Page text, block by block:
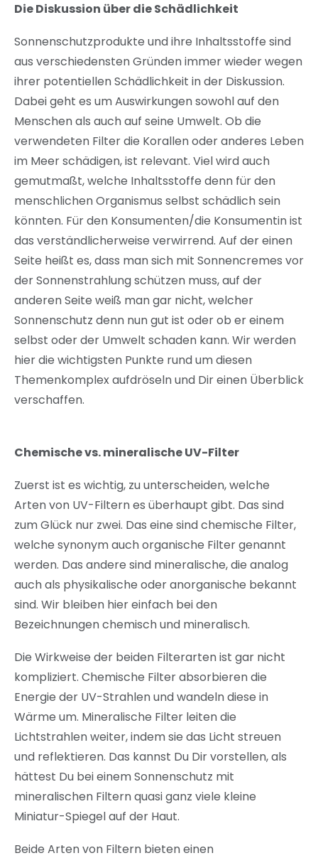
Die Diskussion über die Schädlichkeit
Sonnenschutzprodukte und ihre Inhaltsstoffe sind
aus verschiedensten Gründen immer wieder wegen
ihrer potentiellen Schädlichkeit in der Diskussion.
Dabei geht es um Auswirkungen sowohl auf den
Menschen als auch auf seine Umwelt. Ob die
verwendeten Filter die Korallen oder anderes Leben
im Meer schädigen, ist relevant. Viel wird auch
gemutmaßt, welche Inhaltsstoffe denn für den
menschlichen Organismus selbst schädlich sein
könnten. Für den Konsumenten/die Konsumentin ist
das verständlicherweise verwirrend. Auf der einen
Seite heißt es, dass man sich mit Sonnencremes vor
der Sonnenstrahlung schützen muss, auf der
anderen Seite weiß man gar nicht, welcher
Sonnenschutz denn nun gut ist oder ob er einem
selbst oder der Umwelt schaden kann. Wir werden
hier die wichtigsten Punkte rund um diesen
Themenkomplex aufdröseln und Dir einen Überblick
verschaffen.
Chemische vs. mineralische UV-Filter
Zuerst ist es wichtig, zu unterscheiden, welche
Arten von UV-Filtern es überhaupt gibt. Das sind
zum Glück nur zwei. Das eine sind chemische Filter,
welche synonym auch organische Filter genannt
werden. Das andere sind mineralische, die analog
auch als physikalische oder anorganische bekannt
sind. Wir bleiben hier einfach bei den
Bezeichnungen chemisch und mineralisch.
Die Wirkweise der beiden Filterarten ist gar nicht
kompliziert. Chemische Filter absorbieren die
Energie der UV-Strahlen und wandeln diese in
Wärme um. Mineralische Filter leiten die
Lichtstrahlen weiter, indem sie das Licht streuen
und reflektieren. Das kannst Du Dir vorstellen, als
hättest Du bei einem Sonnenschutz mit
mineralischen Filtern quasi ganz viele kleine
Miniatur-Spiegel auf der Haut.
Beide Arten von Filtern bieten einen